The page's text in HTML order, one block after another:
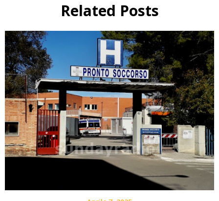
Related Posts